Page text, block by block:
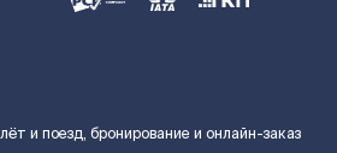
и поезд, бронирование и онлайн-заказ